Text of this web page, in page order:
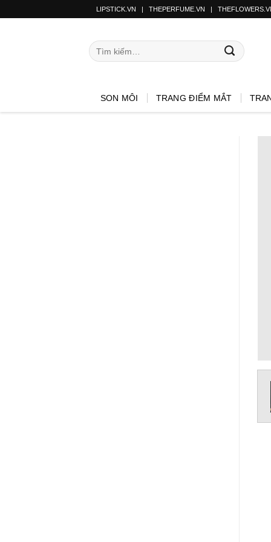
LIPSTICK.VN | THEPERFUME.VN |
SON MÔI TRANG ĐIỂM MẮT